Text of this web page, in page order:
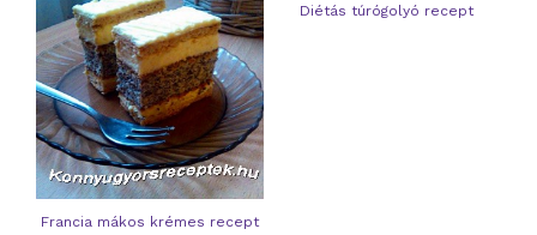
Francia mákos krémes recept
Diétás túrógolyó recept